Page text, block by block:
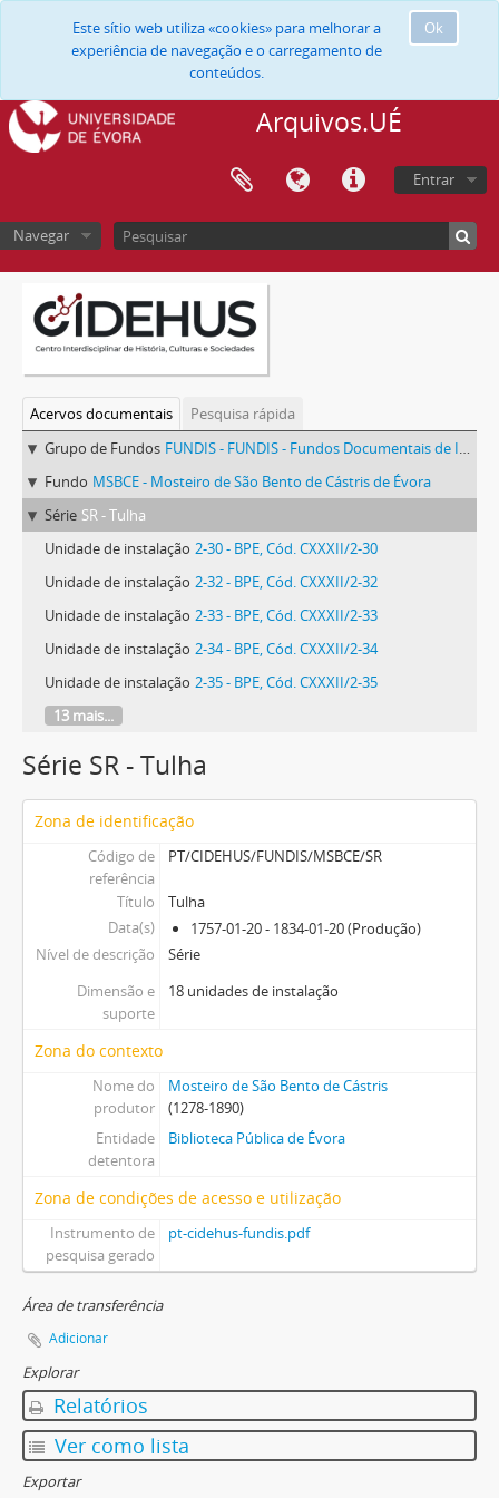
Ok
Este sítio web utiliza «cookies» para melhorar a
experiência de navegação e o carregamento de
conteúdos.
Arquivos.UÉ
Entrar
Navegar
Acervos documentais
Pesquisa rápida
Grupo de Fundos FUNDIS - FUNDIS - Fundos Documentais de Instituições do Sul
Fundo MSBCE - Mosteiro de São Bento de Cástris de Évora
Série SR - Tulha
Unidade de instalação 2-30 - BPE, Cód. CXXXII/2-30
Unidade de instalação 2-32 - BPE, Cód. CXXXII/2-32
Unidade de instalação 2-33 - BPE, Cód. CXXXII/2-33
Unidade de instalação 2-34 - BPE, Cód. CXXXII/2-34
Unidade de instalação 2-35 - BPE, Cód. CXXXII/2-35
13 mais...
Série SR - Tulha
Zona de identificação
Código de
referência
PT/CIDEHUS/FUNDIS/MSBCE/SR
Título
Tulha
Data(s)
1757-01-20 - 1834-01-20 (Produção)
Nível de descrição
Série
Dimensão e
suporte
18 unidades de instalação
Zona do contexto
Nome do
produtor
Mosteiro de São Bento de Cástris
(1278-1890)
Entidade
detentora
Biblioteca Pública de Évora
Zona de condições de acesso e utilização
Instrumento de
pesquisa gerado
pt-cidehus-fundis.pdf
Área de transferência
Adicionar
Explorar
Relatórios
Ver como lista
Exportar